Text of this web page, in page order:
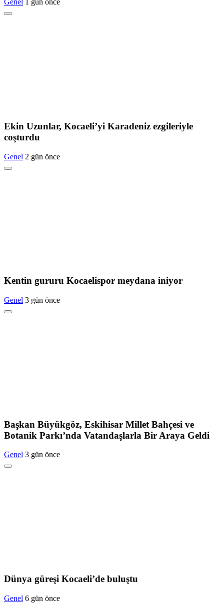
Genel 1 gün önce
Ekin Uzunlar, Kocaeli’yi Karadeniz ezgileriyle
coşturdu
Genel 2 gün önce
Kentin gururu Kocaelispor meydana iniyor
Genel 3 gün önce
Başkan Büyükgöz, Eskihisar Millet Bahçesi ve
Botanik Parkı’nda Vatandaşlarla Bir Araya Geldi
Genel 3 gün önce
Dünya güreşi Kocaeli’de buluştu
Genel 6 gün önce